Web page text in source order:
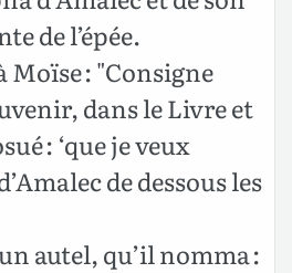
de l’épée.
Moïse : "Consigne
dans le Livre et
: ‘que je veux
de dessous les
autel, qu’il nomma :